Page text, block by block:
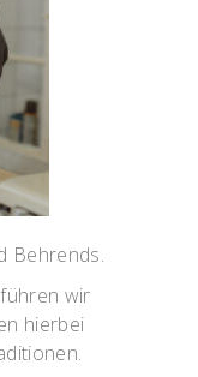
Behrends.
wir
hierbei